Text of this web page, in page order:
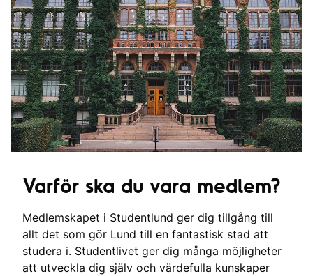
Varför ska du vara medlem?
Medlemskapet i Studentlund ger dig tillgång till
allt det som gör Lund till en fantastisk stad att
studera i. Studentlivet ger dig många möjligheter
att utveckla dig själv och värdefulla kunskaper